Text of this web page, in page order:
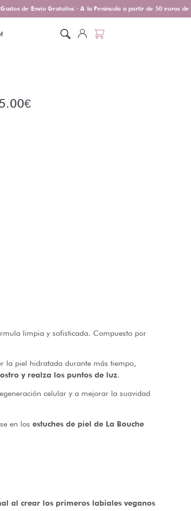
de Envío Gratuitos · A la Península a partir de 50 euros de
€
limpia y sofisticada. Compuesto por
la piel hidratada durante más tiempo,
y realza los puntos de luz.
celular y a mejorar la suavidad
en los estuches de piel de La Bouche
al crear los primeros labiales veganos